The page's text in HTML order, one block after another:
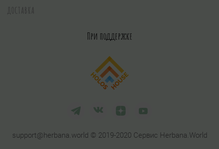
ДОСТАВКА
При поддержке
support@herbana.world © 2019-2020 Сервис Herbana.World